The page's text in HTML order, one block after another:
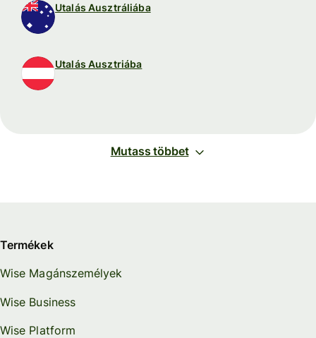
Utalás Ausztráliába
Utalás Ausztriába
Mutass többet
Termékek
Wise Magánszemélyek
Wise Business
Wise Platform